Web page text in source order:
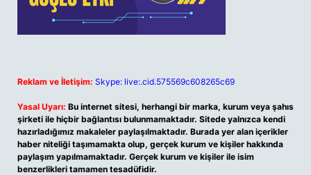
Reklam ve İletişim: Skype: live:.cid.575569c608265c69
Yasal Uyarı: Bu internet sitesi, herhangi bir marka, kurum veya şahıs
şirketi ile hiçbir bağlantısı bulunmamaktadır. Sitede yalnızca kendi
hazırladığımız makaleler paylaşılmaktadır. Burada yer alan içerikler
haber niteliği taşımamakta olup, gerçek kurum ve kişiler hakkında
paylaşım yapılmamaktadır. Gerçek kurum ve kişiler ile isim
benzerlikleri tamamen tesadüfidir.